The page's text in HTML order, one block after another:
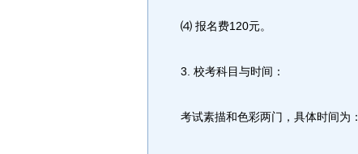
⑷ 报名费120元。
3. 校考科目与时间：
考试素描和色彩两门，具体时间为：